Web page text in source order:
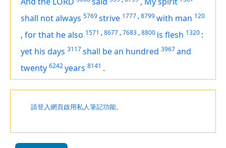
shall not always 5769strive 1777 ,8799with man 120
, for that he also 1571 ,8677 ,7683 ,8800 is flesh 1320 :
yet his days 3117shall be an hundred 3967and
twenty 6242years 8141 .
請登入網頁啟用私人筆記功能。